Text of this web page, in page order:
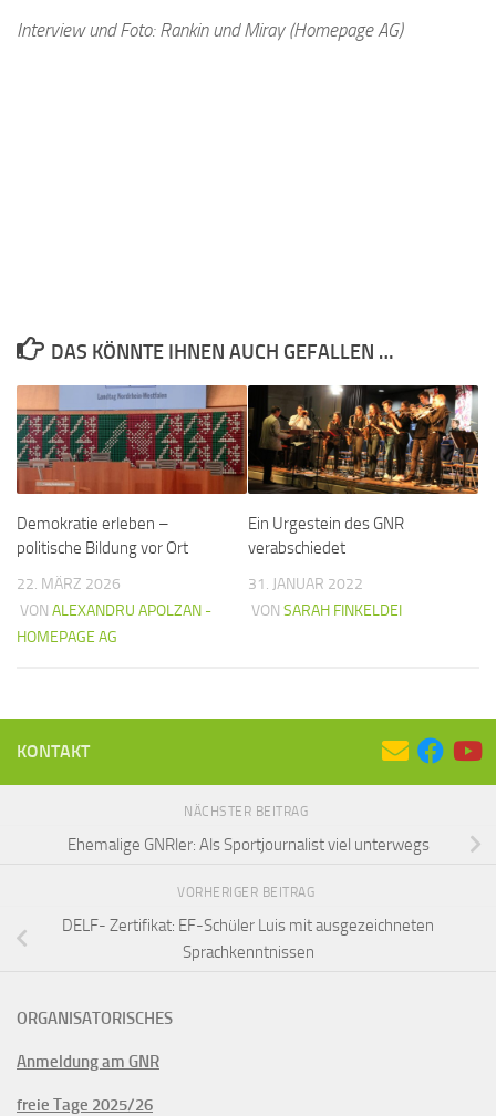
Interview und Foto: Rankin und Miray (Homepage AG)
DAS KÖNNTE IHNEN AUCH GEFALLEN …
Demokratie erleben –
politische Bildung vor Ort
22. MÄRZ 2026
VON ALEXANDRU APOLZAN -
HOMEPAGE AG
Ein Urgestein des GNR
verabschiedet
31. JANUAR 2022
VON SARAH FINKELDEI
KONTAKT
NÄCHSTER BEITRAG
Ehemalige GNRler: Als Sportjournalist viel unterwegs
VORHERIGER BEITRAG
DELF- Zertifikat: EF-Schüler Luis mit ausgezeichneten
Sprachkenntnissen
ORGANISATORISCHES
Anmeldung am GNR
freie Tage 2025/26